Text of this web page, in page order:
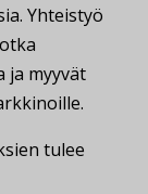
Yhteistyö
ja myyvät
tulee